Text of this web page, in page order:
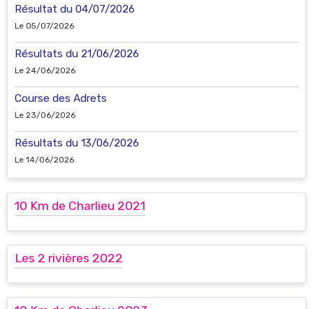
Résultat du 04/07/2026
Le 05/07/2026
Résultats du 21/06/2026
Le 24/06/2026
Course des Adrets
Le 23/06/2026
Résultats du 13/06/2026
Le 14/06/2026
10 Km de Charlieu 2021
Les 2 rivières 2022